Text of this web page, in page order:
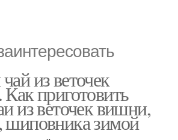
из веточек
приготовить
из веточек вишни,
зимой